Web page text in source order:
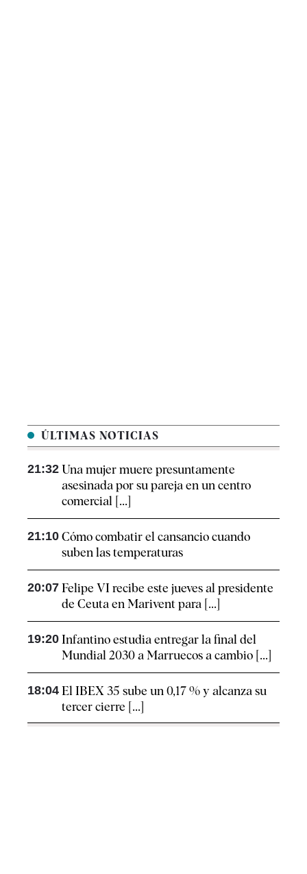
ÚLTIMAS NOTICIAS
21:32 Una mujer muere presuntamente
asesinada por su pareja en un centro
comercial [...]
21:10 Cómo combatir el cansancio​ cuando
suben las temperaturas
20:07 Felipe VI recibe este jueves al presidente
de Ceuta en Marivent para [...]
19:20 Infantino estudia entregar la final del
Mundial 2030 a Marruecos a cambio [...]
18:04 El IBEX 35 sube un 0,17 % y alcanza su
tercer cierre [...]